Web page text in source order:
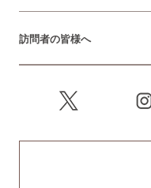
訪問者の皆様へ